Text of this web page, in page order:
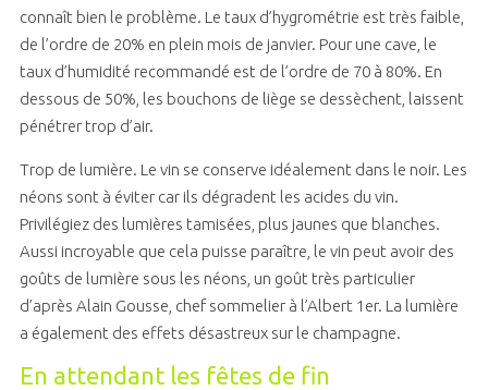
connaît bien le problème. Le taux d’hygrométrie est très faible,
de l’ordre de 20% en plein mois de janvier. Pour une cave, le
taux d’humidité recommandé est de l’ordre de 70 à 80%. En
dessous de 50%, les bouchons de liège se dessèchent, laissent
pénétrer trop d’air.
Trop de lumière. Le vin se conserve idéalement dans le noir. Les
néons sont à éviter car ils dégradent les acides du vin.
Privilégiez des lumières tamisées, plus jaunes que blanches.
Aussi incroyable que cela puisse paraître, le vin peut avoir des
goûts de lumière sous les néons, un goût très particulier
d’après Alain Gousse, chef sommelier à l’Albert 1er. La lumière
a également des effets désastreux sur le champagne.
En attendant les fêtes de fin